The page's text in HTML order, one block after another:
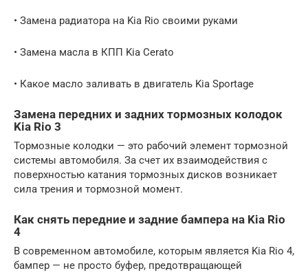
• Замена радиатора на Kia Rio своими руками
• Замена масла в КПП Kia Cerato
• Какое масло заливать в двигатель Kia Sportage
Замена передних и задних тормозных колодок
Kia Rio 3
Тормозные колодки — это рабочий элемент тормозной
системы автомобиля. За счет их взаимодействия с
поверхностью катания тормозных дисков возникает
сила трения и тормозной момент.
Как снять передние и задние бампера на Kia Rio
4
В современном автомобиле, которым является Kia Rio 4,
бампер — не просто буфер, предотвращающей